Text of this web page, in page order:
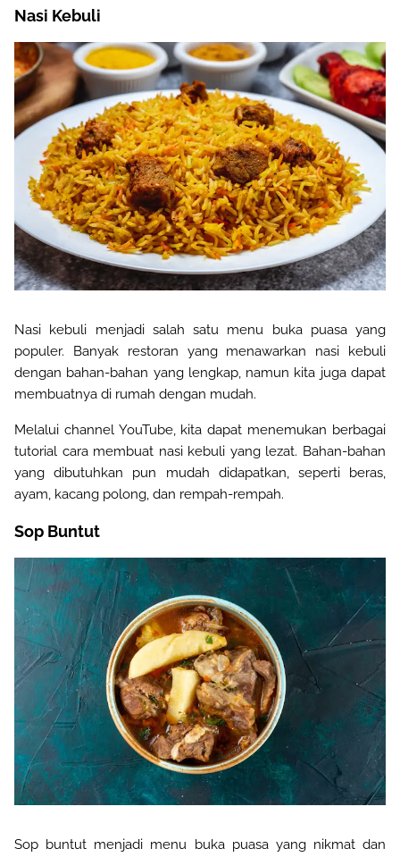
Nasi Kebuli
Nasi kebuli menjadi salah satu menu buka puasa yang
populer. Banyak restoran yang menawarkan nasi kebuli
dengan bahan-bahan yang lengkap, namun kita juga dapat
membuatnya di rumah dengan mudah.
Melalui channel YouTube, kita dapat menemukan berbagai
tutorial cara membuat nasi kebuli yang lezat. Bahan-bahan
yang dibutuhkan pun mudah didapatkan, seperti beras,
ayam, kacang polong, dan rempah-rempah.
Sop Buntut
Sop buntut menjadi menu buka puasa yang nikmat dan